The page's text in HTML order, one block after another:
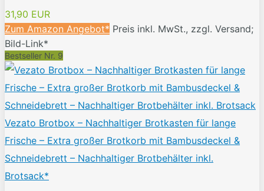
31,90 EUR
Zum Amazon Angebot* Preis inkl. MwSt., zzgl. Versand;
Bild-Link*
Bestseller Nr. 9
Vezato Brotbox – Nachhaltiger Brotkasten für lange
Frische – Extra großer Brotkorb mit Bambusdeckel &
Schneidebrett – Nachhaltiger Brotbehälter inkl.
Brotsack*